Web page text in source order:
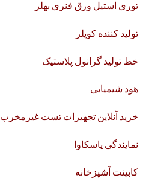
توری استیل ورق فنری بهلر
تولید کننده کوپلر
خط تولید گرانول پلاستیک
هود شیمیایی
خرید آنلاین تجهیزات تست غیرمخرب NDT
نمایندگی یاسکاوا
کابینت آشپزخانه